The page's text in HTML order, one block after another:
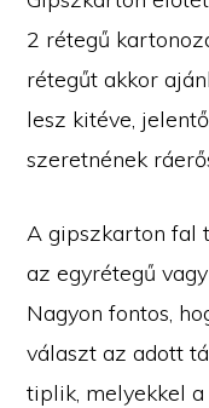
2 rétegű
rétegűt akkor
lesz kitéve,
szeretnének
A gipszkarton fal
az egyrétegű
Nagyon fontos,
választ az adott
tiplik, melyekkel